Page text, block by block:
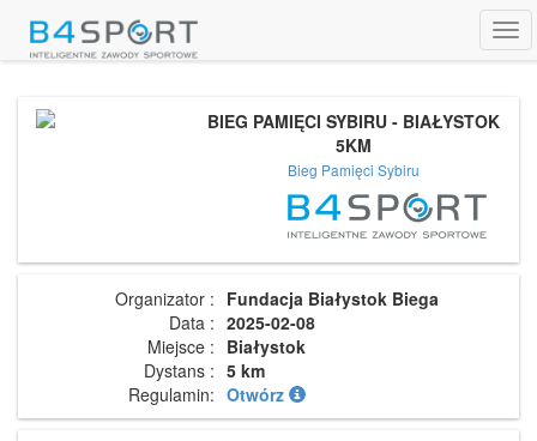
BIEG PAMIĘCI SYBIRU - BIAŁYSTOK
5KM
Bieg Pamięci Sybiru
Organizator : Fundacja Białystok Biega
Data : 2025-02-08
Miejsce : Białystok
Dystans : 5 km
Regulamin: Otwórz